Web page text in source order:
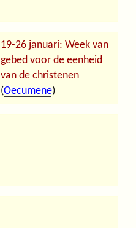
19-26 januari: Week van
gebed voor de eenheid
van de christenen
(Oecumene)